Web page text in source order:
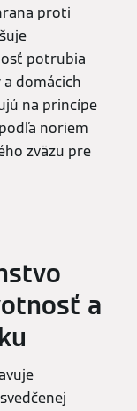
proti
potrubia
domácich
na princípe
noriem
zväzu pre
a